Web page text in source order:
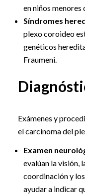
en niños menores
Síndromes
plexo coroideo
genéticos
Fraumeni.
Exámenes y
el carcinoma del
Examen
evalúan la visión,
coordinación y
ayudar a indicar